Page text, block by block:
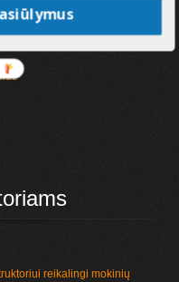
instruktorius
reikalingi mokinių